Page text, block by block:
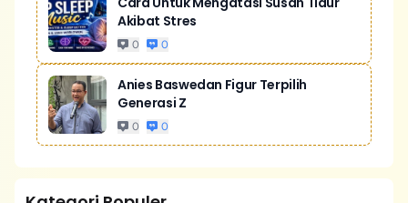
Akibat Stres
0 0
Anies Baswedan Figur Terpilih
Generasi Z
0 0